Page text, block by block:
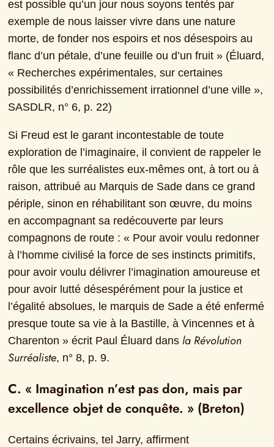
est possible qu’un jour nous soyons tentés par
exemple de nous laisser vivre dans une nature
morte, de fonder nos espoirs et nos désespoirs au
flanc d’un pétale, d’une feuille ou d’un fruit » (Éluard,
« Recherches expérimentales, sur certaines
possibilités d’enrichissement irrationnel d’une ville »,
SASDLR, n° 6, p. 22)
Si Freud est le garant incontestable de toute
exploration de l’imaginaire, il convient de rappeler le
rôle que les surréalistes eux-mêmes ont, à tort ou à
raison, attribué au Marquis de Sade dans ce grand
périple, sinon en réhabilitant son œuvre, du moins
en accompagnant sa redécouverte par leurs
compagnons de route : « Pour avoir voulu redonner
à l’homme civilisé la force de ses instincts primitifs,
pour avoir voulu délivrer l’imagination amoureuse et
pour avoir lutté désespérément pour la justice et
l’égalité absolues, le marquis de Sade a été enfermé
presque toute sa vie à la Bastille, à Vincennes et à
Charenton » écrit Paul Éluard dans la Révolution
Surréaliste, n° 8, p. 9.
C. « Imagination n’est pas don, mais par
excellence objet de conquête. » (Breton)
Certains écrivains, tel Jarry, affirment